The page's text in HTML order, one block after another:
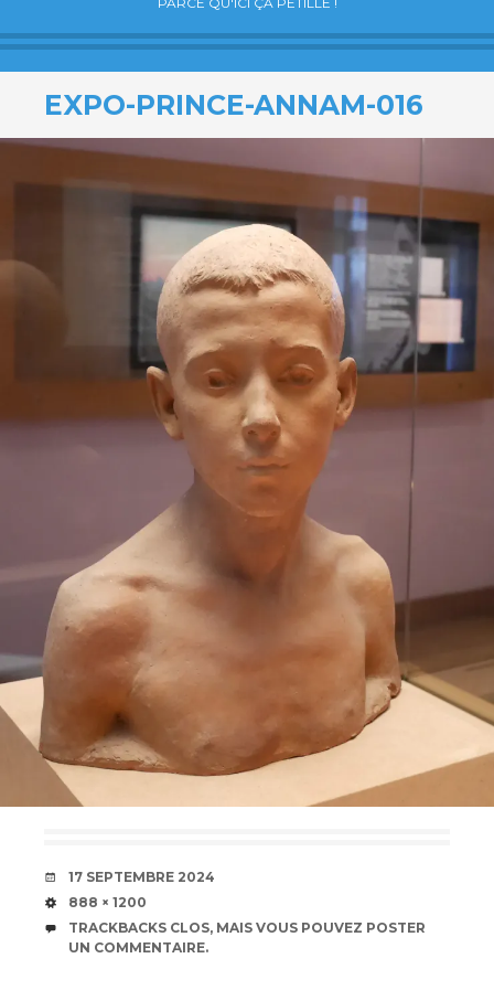
EXPO-PRINCE-ANNAM-016
DATE
17 SEPTEMBRE 2024
TAILLE
888 × 1200
TRACKBACKS CLOS, MAIS VOUS POUVEZ POSTER
UN COMMENTAIRE.